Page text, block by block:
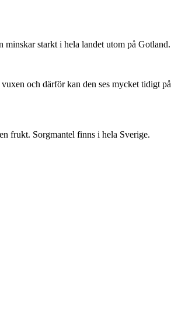
starkt i hela landet utom på Gotland.
och därför kan den ses mycket tidigt på
frukt. Sorgmantel finns i hela Sverige.